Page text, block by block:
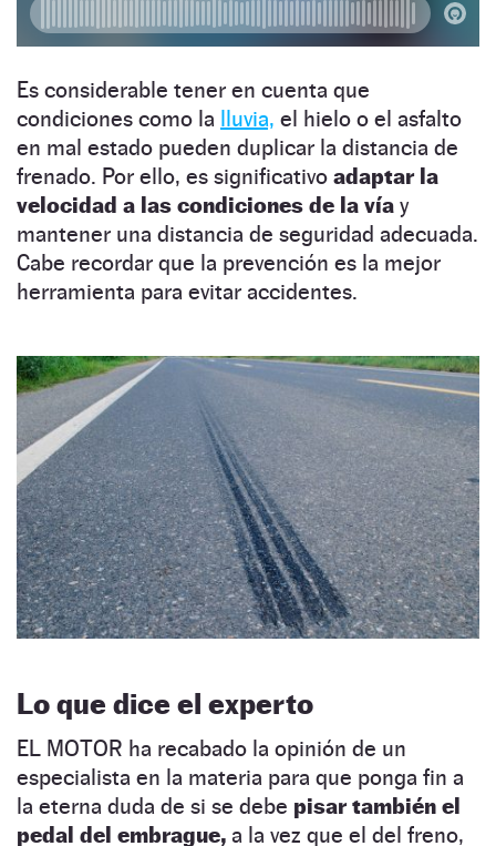
Es considerable tener en cuenta que
condiciones como la lluvia, el hielo o el asfalto
en mal estado pueden duplicar la distancia de
frenado. Por ello, es significativo adaptar la
velocidad a las condiciones de la vía y
mantener una distancia de seguridad adecuada.
Cabe recordar que la prevención es la mejor
herramienta para evitar accidentes.
Lo que dice el experto
EL MOTOR ha recabado la opinión de un
especialista en la materia para que ponga fin a
la eterna duda de si se debe pisar también el
pedal del embrague, a la vez que el del freno,